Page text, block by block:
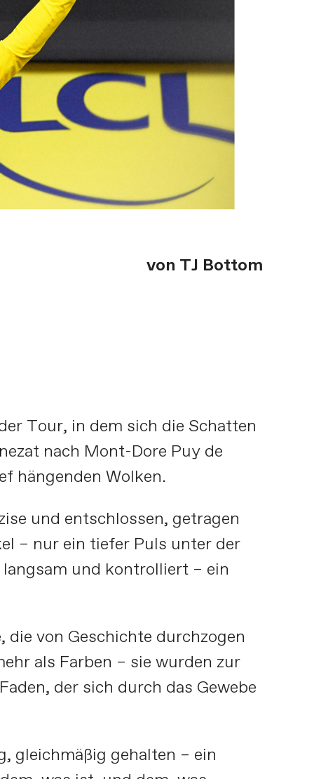
von TJ Bottom
Tour, in dem sich die Schatten
nach Mont-Dore Puy de
hängenden Wolken.
und entschlossen, getragen
– nur ein tiefer Puls unter der
langsam und kontrolliert – ein
von Geschichte durchzogen
als Farben – sie wurden zur
der sich durch das Gewebe
gleichmäßig gehalten – ein